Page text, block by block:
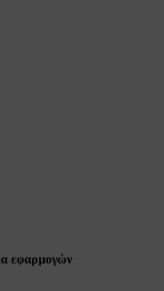
εφαρμογών